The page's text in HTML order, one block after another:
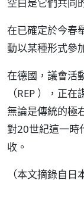
在已確定於今春
動以某種形式參
在德國，議會活
（REP ），正
無論是傳統的極
對20世紀這一時
收。
（本文摘錄自日